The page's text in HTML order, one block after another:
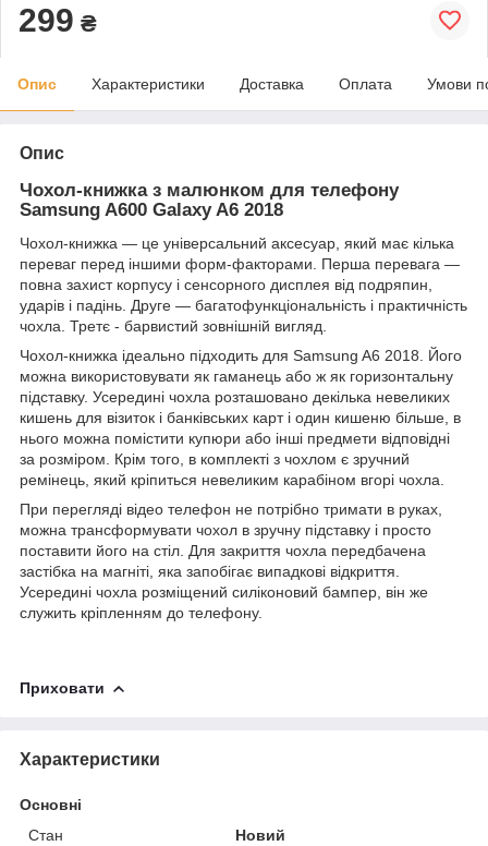
299 ₴
Опис Характеристики Доставка Оплата Умови
Опис
Чохол-книжка з малюнком для телефону
Samsung A600 Galaxy A6 2018
Чохол-книжка ― це універсальний аксесуар, який має кілька
переваг перед іншими форм-факторами. Перша перевага ―
повна захист корпусу і сенсорного дисплея від подряпин,
ударів і падінь. Друге ― багатофункціональність і практичність
чохла. Третє - барвистий зовнішній вигляд.
Чохол-книжка ідеально підходить для Samsung A6 2018. Його
можна використовувати як гаманець або ж як горизонтальну
підставку. Усередині чохла розташовано декілька невеликих
кишень для візиток і банківських карт і один кишеню більше, в
нього можна помістити купюри або інші предмети відповідні
за розміром. Крім того, в комплекті з чохлом є зручний
ремінець, який кріпиться невеликим карабіном вгорі чохла.
При перегляді відео телефон не потрібно тримати в руках,
можна трансформувати чохол в зручну підставку і просто
поставити його на стіл. Для закриття чохла передбачена
застібка на магніті, яка запобігає випадкові відкриття.
Усередині чохла розміщений силіконовий бампер, він же
служить кріпленням до телефону.
Приховати
Характеристики
Основні
Стан
Новий